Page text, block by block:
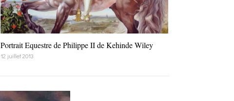
Portrait Equestre de Philippe II de Kehinde Wiley
12 juillet 2013